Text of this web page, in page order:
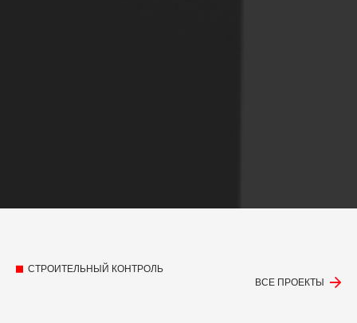
СТРОИТЕЛЬНЫЙ КОНТРОЛЬ
ВСЕ ПРОЕКТЫ